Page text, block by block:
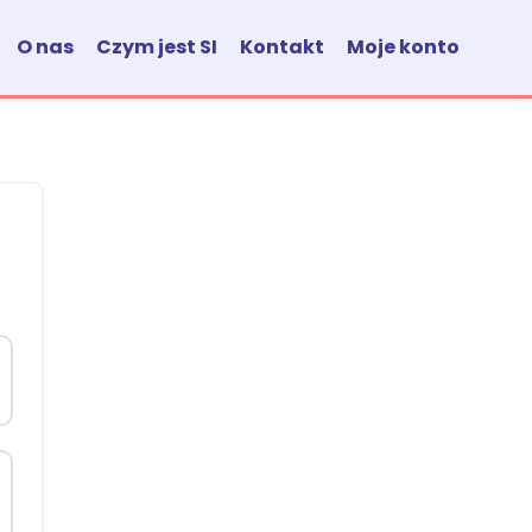
O nas Czym jest SI Kontakt Moje konto